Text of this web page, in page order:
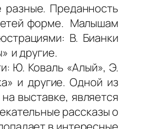
Преданность
форме. Малышам
В. Бианки
и другие.
Ю. Коваль «Алый», Э.
и другие. Одной из
выставке, является
рассказы о